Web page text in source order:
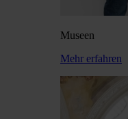
Museen
Mehr erfahren